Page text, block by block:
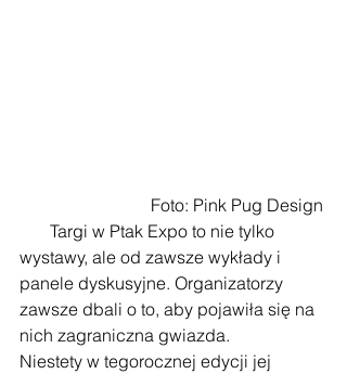
Foto: Pink Pug Design
wystawy, ale od zawsze wykłady i
panele dyskusyjne. Organizatorzy
zawsze dbali o to, aby pojawiła się na
nich zagraniczna gwiazda.
Niestety w tegorocznej edycji jej